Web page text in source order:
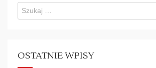
Szukaj:
OSTATNIE WPISY